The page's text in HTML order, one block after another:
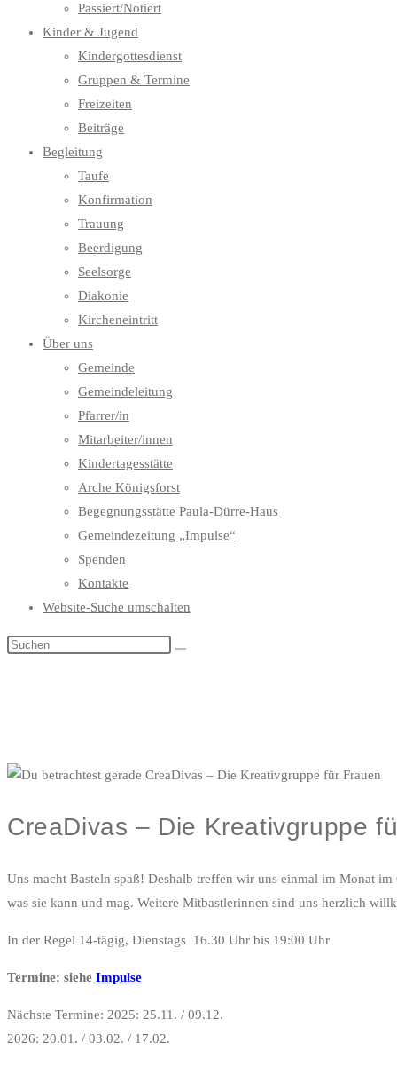
Passiert/Notiert
Kinder & Jugend
Kindergottesdienst
Gruppen & Termine
Freizeiten
Beiträge
Begleitung
Taufe
Konfirmation
Trauung
Beerdigung
Seelsorge
Diakonie
Kircheneintritt
Über uns
Gemeinde
Gemeindeleitung
Pfarrer/in
Mitarbeiter/innen
Kindertagesstätte
Arche Königsforst
Begegnungsstätte Paula-Dürre-Haus
Gemeindezeitung „Impulse“
Spenden
Kontakte
Website-Suche umschalten
CreaDivas – Die Kreativgruppe
Uns macht Basteln spaß! Deshalb treffen wir uns einmal im Monat
was sie kann und mag. Weitere Mitbastlerinnen sind uns herzlich
In der Regel 14-tägig, Dienstags 16.30 Uhr bis 19:00 Uhr
Termine: siehe Impulse
Nächste Termine: 2025: 25.11. / 09.12.
2026: 20.01. / 03.02. / 17.02.